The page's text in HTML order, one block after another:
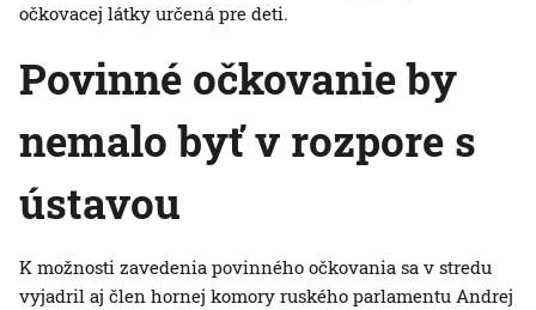
očkovacej látky určená pre deti.
Povinné očkovanie by
nemalo byť v rozpore s
ústavou
K možnosti zavedenia povinného očkovania sa v stredu
vyjadril aj člen hornej komory ruského parlamentu Andrej